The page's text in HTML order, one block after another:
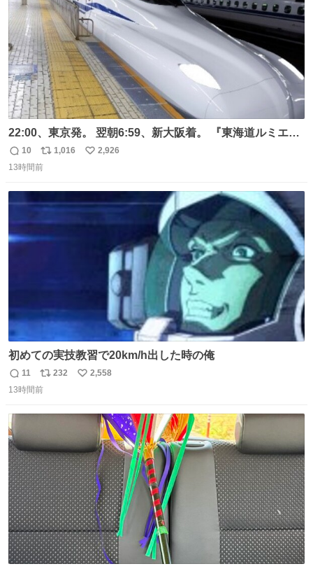
22:00、東京発。 翌朝6:59、新大阪着。 『東海道ルミエー
ルエクスプレス』が今夜、初運行！ 岐阜羽島駅で夜を越す
東海道新幹線。寝台列車じゃないのに、朝まで新幹線とい
エクスプレス
返
信
10
リ
ポ
ト
1,016
い
数
2,926
13時間前
初めての実技教習で20km/h出した時の俺
返
信
11
リ
ポ
数
232
い
2,558
13時間前